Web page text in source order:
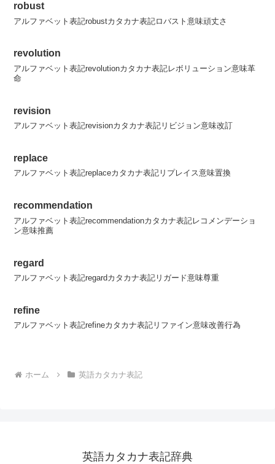
robust
アルファベット表記robustカタカナ表記ロバスト意味頑丈さ
revolution
アルファベット表記revolutionカタカナ表記レボリューション意味革
命
revision
アルファベット表記revisionカタカナ表記リビジョン意味改訂
replace
アルファベット表記replaceカタカナ表記リプレイス意味置換
recommendation
アルファベット表記recommendationカタカナ表記レコメンデーショ
ン意味推薦
regard
アルファベット表記regardカタカナ表記リガード意味尊重
refine
アルファベット表記refineカタカナ表記リファイン意味改善行為
ホーム 英語カタカナ表記
英語カタカナ表記辞典